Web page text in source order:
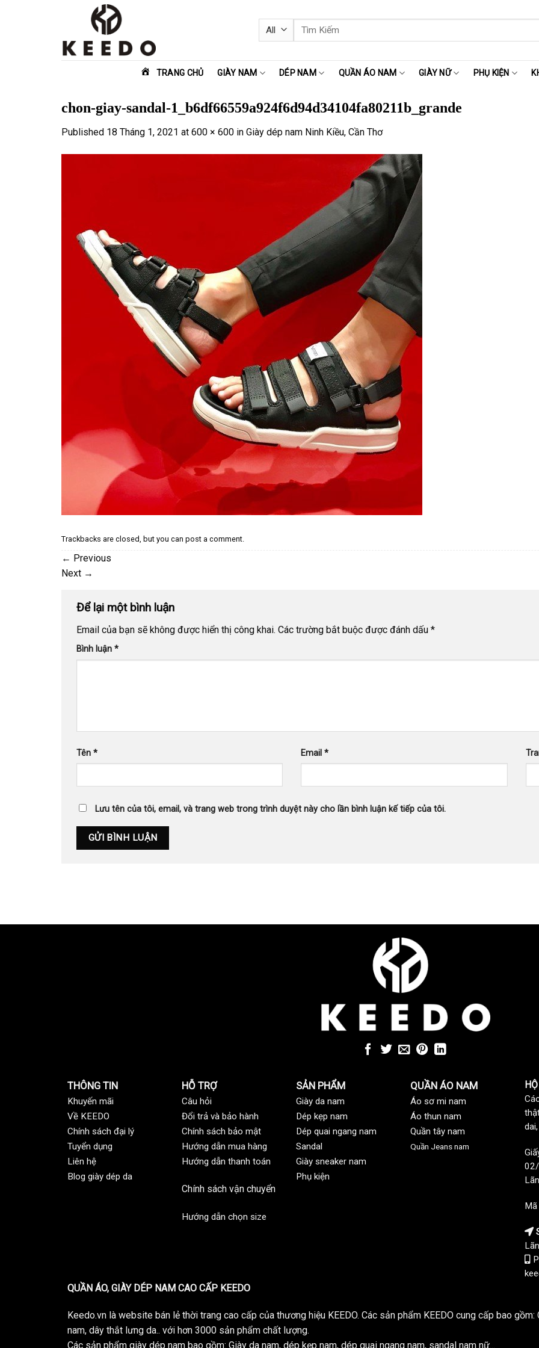
Tìm
kiếm:
TRANG CHỦ GIÀY NAM DÉP NAM QUẦN ÁO NAM GIÀY NỮ PHỤ KIỆN
chon-giay-sandal-1_b6df66559a924f6d94d34104fa80211b_grande
Published 18 Tháng 1, 2021 at 600 × 600 in Giày dép nam Ninh Kiều, Cần Thơ
Trackbacks are closed, but you can post a comment.
← Previous
Next →
Để lại một bình luận
Email của bạn sẽ không được hiển thị công khai. Các trường bắt buộc được đánh dấu *
Bình luận *
Tên * Email*
Lưu tên của tôi, email, và trang web trong trình duyệt này cho lần bình luận kế tiếp của tôi.
THÔNG TIN
Khuyến mãi
Về KEEDO
Chính sách đại lý
Tuyển dụng
Liên hệ
Blog giày dép da
HỖ TRỢ
Câu hỏi
Đổi trả và bảo hành
Chính sách bảo mật
Hướng dẫn mua hàng
Hướng dẫn thanh toán
Chính sách vận chuyển
Hướng dẫn chọn size
SẢN PHẨM
Giày da nam
Dép kẹp nam
Dép quai ngang nam
Sandal
Giày sneaker nam
Phụ kiện
QUẦN ÁO NAM
Áo sơ mi nam
Áo thun nam
Quần tây nam
Quần Jeans nam
QUẦN ÁO, GIÀY DÉP NAM CAO CẤP KEEDO
Keedo.vn là website bán lẻ thời trang cao cấp của thương hiệu KEEDO. Các sản phẩm KEEDO cung cấp bao
nam, dây thắt lưng da.. với hơn 3000 sản phẩm chất lượng.
Các sản phẩm giày dép nam bao gồm: Giày da nam, dép kẹp nam, dép quai ngang nam, sandal nam nữ...